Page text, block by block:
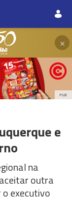
×
PUB
e
na
outra
o executivo